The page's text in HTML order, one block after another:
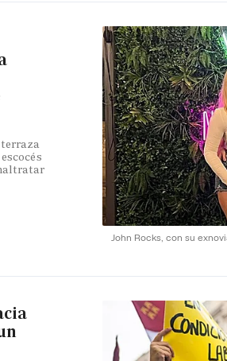
John Rocks, con su
terraza